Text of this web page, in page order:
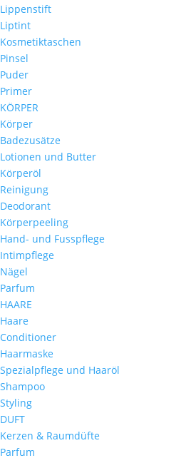
Lippenstift
Liptint
Kosmetiktaschen
Pinsel
Puder
Primer
KÖRPER
Körper
Badezusätze
Lotionen und Butter
Körperöl
Reinigung
Deodorant
Körperpeeling
Hand- und Fusspflege
Intimpflege
Nägel
Parfum
HAARE
Haare
Conditioner
Haarmaske
Spezialpflege und Haaröl
Shampoo
Styling
DUFT
Kerzen & Raumdüfte
Parfum